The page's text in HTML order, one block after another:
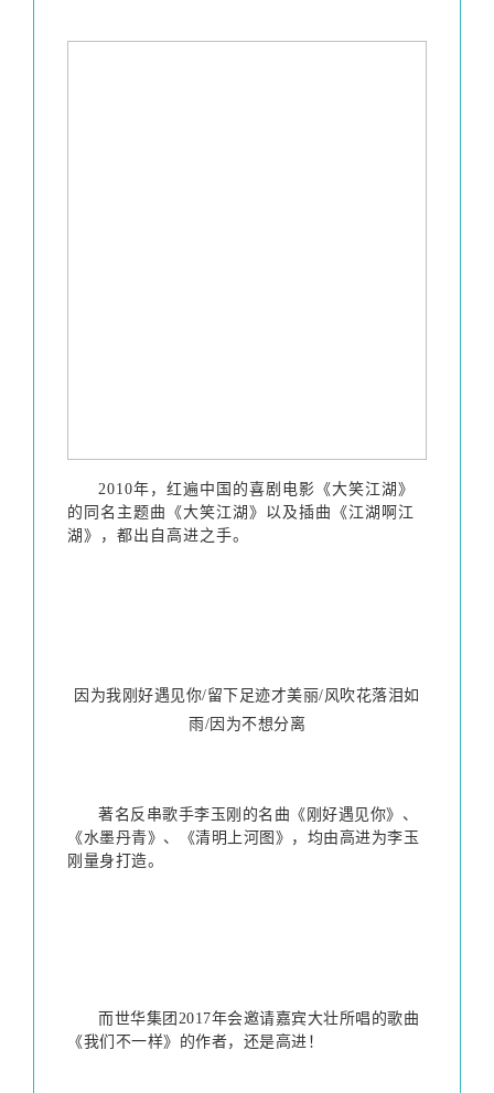
2010年，红遍中国的喜剧电影《大笑江湖》
的同名主题曲《大笑江湖》以及插曲《江湖啊江
湖》，都出自高进之手。
因为我刚好遇见你/留下足迹才美丽/风吹花落泪如
雨/因为不想分离
著名反串歌手李玉刚的名曲《刚好遇见你》、
《水墨丹青》、《清明上河图》，均由高进为李玉
刚量身打造。
而世华集团2017年会邀请嘉宾大壮所唱的歌曲
《我们不一样》的作者，还是高进！